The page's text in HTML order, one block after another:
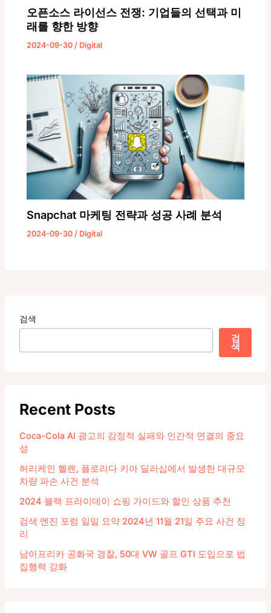
오픈소스 라이선스 전쟁: 기업들의 선택과 미
래를 향한 방향
2024-09-30 / Digital
Snapchat 마케팅 전략과 성공 사례 분석
2024-09-30/ Digital
검색
검
색
Recent Posts
Coca-Cola AI 광고의 감정적 실패와 인간적 연결의 중요
성
허리케인 헬렌, 플로리다 키아 딜러십에서 발생한 대규모
차량 파손 사건 분석
2024 블랙 프라이데이 쇼핑 가이드와 할인 상품 추천
검색 엔진 포럼 일일 요약 2024년 11월 21일 주요 사건 정
리
남아프리카 공화국 경찰, 50대 VW 골프 GTI 도입으로 법
집행력 강화